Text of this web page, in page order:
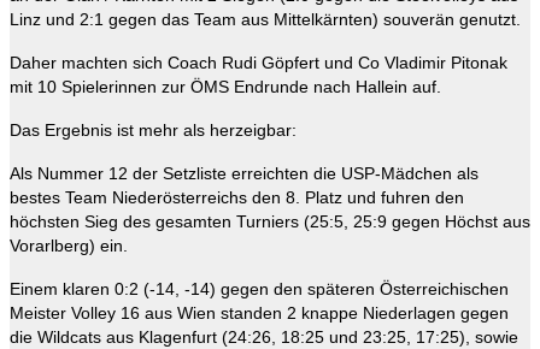
Linz und 2:1 gegen das Team aus Mittelkärnten) souverän genutzt.
Daher machten sich Coach Rudi Göpfert und Co Vladimir Pitonak
mit 10 Spielerinnen zur ÖMS Endrunde nach Hallein auf.
Das Ergebnis ist mehr als herzeigbar:
Als Nummer 12 der Setzliste erreichten die USP-Mädchen als
bestes Team Niederösterreichs den 8. Platz und fuhren den
höchsten Sieg des gesamten Turniers (25:5, 25:9 gegen Höchst aus
Vorarlberg) ein.
Einem klaren 0:2 (-14, -14) gegen den späteren Österreichischen
Meister Volley 16 aus Wien standen 2 knappe Niederlagen gegen
die Wildcats aus Klagenfurt (24:26, 18:25 und 23:25, 17:25), sowie